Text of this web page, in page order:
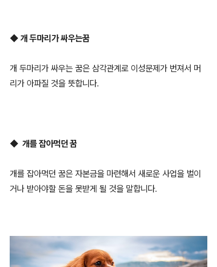
◆개 두마리가 싸우는꿈
개 두마리가 싸우는 꿈은 삼각관계로 이성문제가 번져서 머
리가 아파질 것을 뜻합니다.
◆ 개를 잡아먹던 꿈
개를 잡아먹던 꿈은 자본금을 마련해서 새로운 사업을 벌이
거나 받아야할 돈을 못받게 될 것을 말합니다.